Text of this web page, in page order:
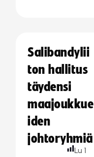
Salibandylii
ton hallitus
täydensi
maajoukkue
iden
johtoryhmiä
Lu 1